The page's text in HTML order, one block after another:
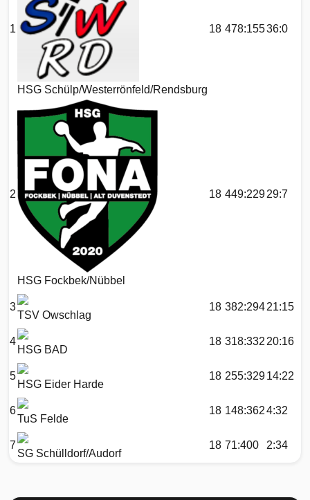
1
HSG Schülp/Westerrönfeld/Rendsburg
18 478:15536:0
2
HSG Fockbek/Nübbel
18 449:22929:7
3
TSV Owschlag
18 382:29421:15
4
HSG BAD
18 318:332 20:16
5
HSG Eider Harde
18 255:32914:22
6
TuS Felde
18 148:3624:32
7
SG Schülldorf/Audorf
18 71:400 2:34